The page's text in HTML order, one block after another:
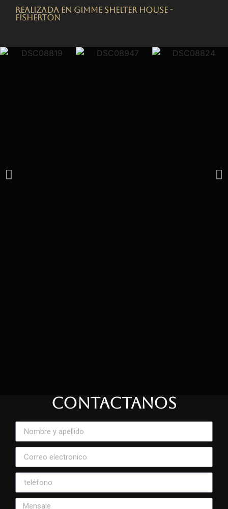
Realizada en Gimme Shelter House -
FISHERTON
CONTACTANOS